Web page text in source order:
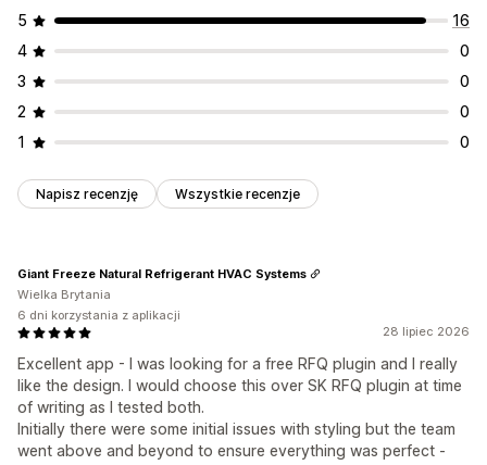
Aktualizacje wyceny Powiadomienia e-mail
5
16
4
0
3
0
2
0
1
0
Napisz recenzję Wszystkie recenzje
28 lipiec 2026
Excellent app - I was looking for a free RFQ plugin and I really
like the design. I would choose this over SK RFQ plugin at time
of writing as I tested both.
Initially there were some initial issues with styling but the team
went above and beyond to ensure everything was perfect -
Giant Freeze Natural Refrigerant HVAC Systems
Wielka Brytania
6 dni korzystania z aplikacji